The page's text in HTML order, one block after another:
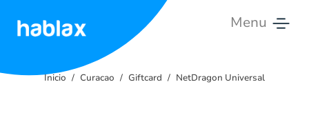
Menu
Tarifas
Inicio Curacao Giftcard NetDragon Universal